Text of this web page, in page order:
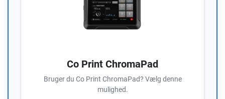
Co Print ChromaPad
Bruger du Co Print ChromaPad? Vælg denne
mulighed.